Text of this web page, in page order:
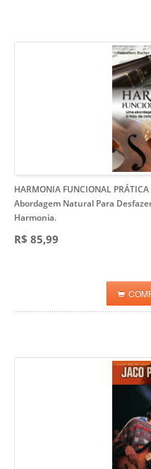
HARMONIA FUNCIONAL
Abordagem Natural Para
Harmonia.
R$ 85,99